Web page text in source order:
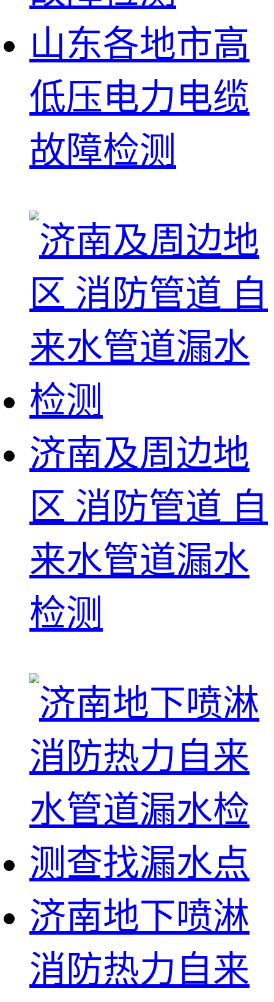
山东各地市高
低压电力电缆
故障检测
济南及周边地
区 消防管道 自
来水管道漏水
检测
济南地下喷淋
消防热力自来